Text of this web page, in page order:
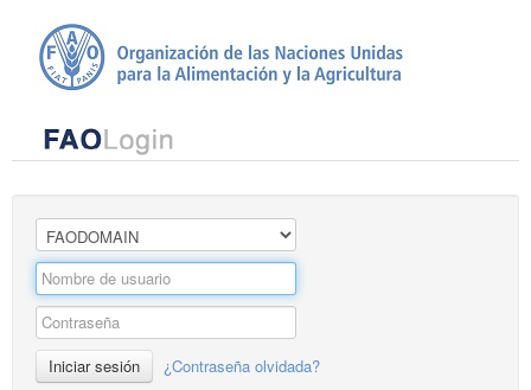
Iniciar sesión ¿Contraseña olvidada?